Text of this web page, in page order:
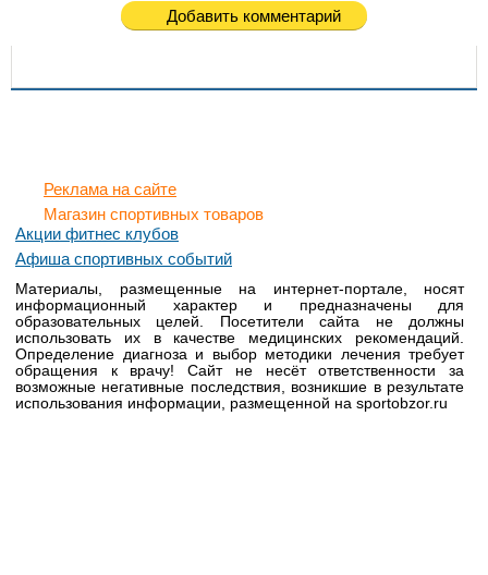
Добавить комментарий
Реклама на сайте
Магазин спортивных товаров
Акции фитнес клубов
Афиша спортивных событий
Материалы, размещенные на интернет-портале, носят
информационный характер и предназначены для
образовательных целей. Посетители сайта не должны
использовать их в качестве медицинских рекомендаций.
Определение диагноза и выбор методики лечения требует
обращения к врачу! Сайт не несёт ответственности за
возможные негативные последствия, возникшие в результате
использования информации, размещенной на sportobzor.ru